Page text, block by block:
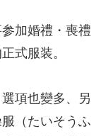
加婚禮・喪禮
式服装。
項也變多、另
（たいそうふ